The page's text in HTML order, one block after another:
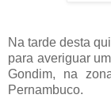
Na tarde desta
para averiguar
Gondim, na
Pernambuco.